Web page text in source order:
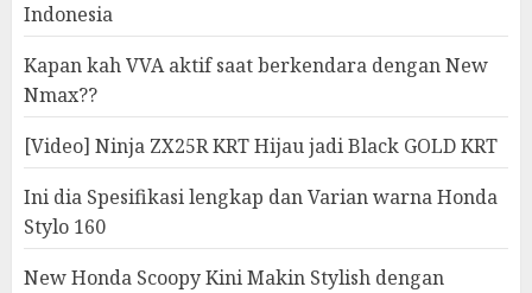
Indonesia
Kapan kah VVA aktif saat berkendara dengan New
Nmax??
[Video] Ninja ZX25R KRT Hijau jadi Black GOLD KRT
Ini dia Spesifikasi lengkap dan Varian warna Honda
Stylo 160
New Honda Scoopy Kini Makin Stylish dengan